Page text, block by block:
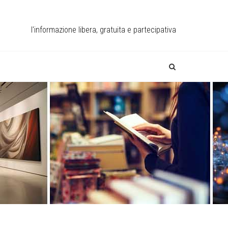
l'informazione libera, gratuita e partecipativa